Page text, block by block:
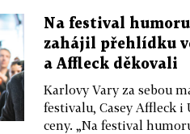
Na festival
zahájil přehlídku
a Affleck děkovali
Karlovy Vary za sebou
festivalu, Casey Affleck
ceny. „Na festival